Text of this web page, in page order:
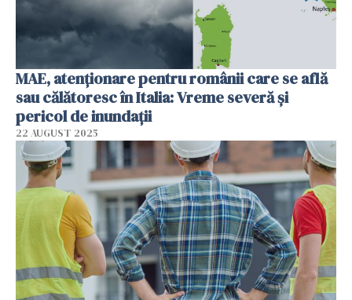
MAE, atenționare pentru românii care se află
sau călătoresc în Italia: Vreme severă și
pericol de inundații
22 AUGUST 2025